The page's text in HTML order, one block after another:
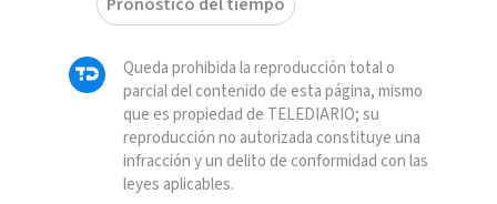
Queda prohibida la reproducción total o
parcial del contenido de esta página, mismo
que es propiedad de TELEDIARIO; su
reproducción no autorizada constituye una
infracción y un delito de conformidad con las
leyes aplicables.